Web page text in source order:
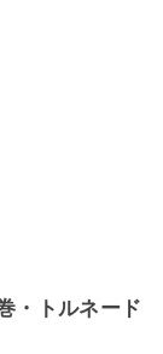
・トルネード